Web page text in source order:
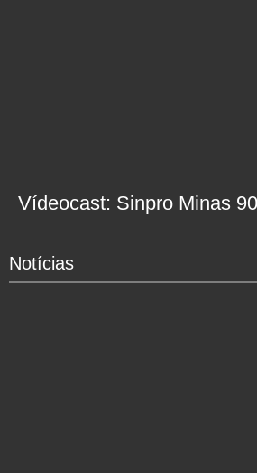
Vídeocast: Sinpro Minas
Notícias